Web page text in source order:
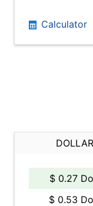
Calculator
$ 0.27
$ 0.53